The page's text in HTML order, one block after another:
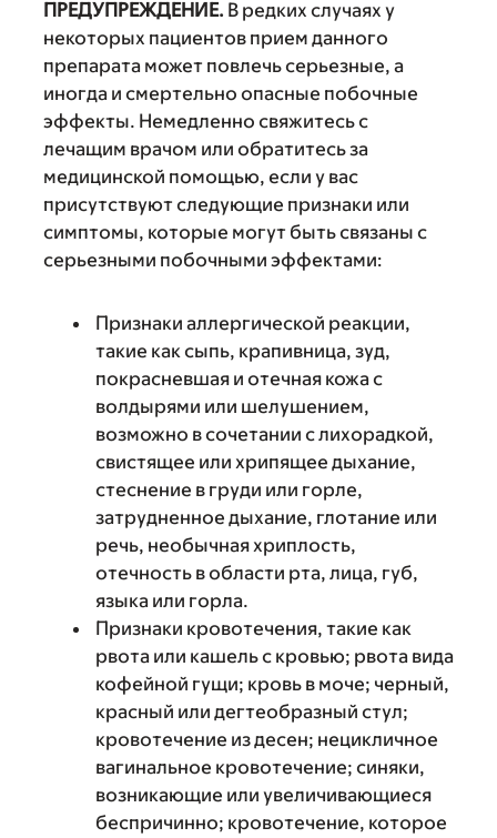
ПРЕДУПРЕЖДЕНИЕ. В редких случаях у
некоторых пациентов прием данного
препарата может повлечь серьезные, а
иногда и смертельно опасные побочные
эффекты. Немедленно свяжитесь с
лечащим врачом или обратитесь за
медицинской помощью, если у вас
присутствуют следующие признаки или
симптомы, которые могут быть связаны с
серьезными побочными эффектами:
Признаки аллергической реакции,
такие как сыпь, крапивница, зуд,
покрасневшая и отечная кожа с
волдырями или шелушением,
возможно в сочетании с лихорадкой,
свистящее или хрипящее дыхание,
стеснение в груди или горле,
затрудненное дыхание, глотание или
речь, необычная хриплость,
отечность в области рта, лица, губ,
языка или горла.
Признаки кровотечения, такие как
рвота или кашель с кровью; рвота вида
кофейной гущи; кровь в моче; черный,
красный или дегтеобразный стул;
кровотечение из десен; нецикличное
вагинальное кровотечение; синяки,
возникающие или увеличивающиеся
беспричинно; кровотечение, которое